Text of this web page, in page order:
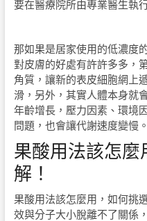
要在醫療院所由專業醫生執
那如果是居家使用的低濃度
對皮膚的好處有許許多多，
角質，讓新的表皮細胞網上
滑，另外，其實人體本身就
年齡增長，壓力因素、環境
問題，也會讓代謝速度變慢。
果酸用法該怎麼
解！
果酸用法該怎麼用，如何挑
效與分子大小脫離不了關係